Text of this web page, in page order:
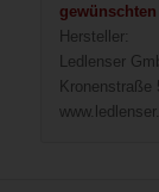
Hersteller:
Ledlenser
Kronenstraße